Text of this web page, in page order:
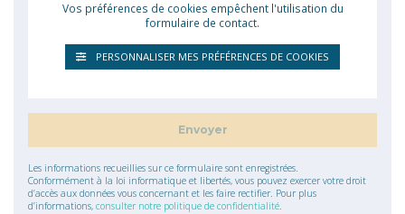
Vos préférences de cookies empêchent l'utilisation du
formulaire de contact.
PERSONNALISER MES PRÉFÉRENCES DE COOKIES
Les informations recueillies sur ce formulaire sont enregistrées.
Conformément à la loi informatique et libertés, vous pouvez exercer votre droit
d’accès aux données vous concernant et les faire rectifier. Pour plus
d’informations, consulter notre politique de confidentialité.